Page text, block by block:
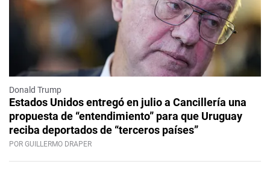
Donald Trump
Estados Unidos entregó en julio a Cancillería una
propuesta de “entendimiento” para que Uruguay
reciba deportados de “terceros países”
POR GUILLERMO DRAPER